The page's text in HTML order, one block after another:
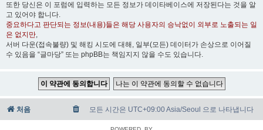
또한 당신은 이 포럼에 입력하는 모든 정보가 데이타베이스에 저장된다는 것을 알
고 있어야 합니다.
중요하다고 판단되는 정보(내용)들은 해당 사용자의 승낙없이 외부로 노출되는 일
은 없지만,
서버 다운(접속불량) 및 해킹 시도에 대해, 일부(모든) 데이터가 손상으로 이어질
수 있음을 “글마당” 또는 phpBB는 책임지지 않을 수도 있습니다.
처음 모든 시간은 UTC+09:00 Asia/Seoul 으로 나타냅니다